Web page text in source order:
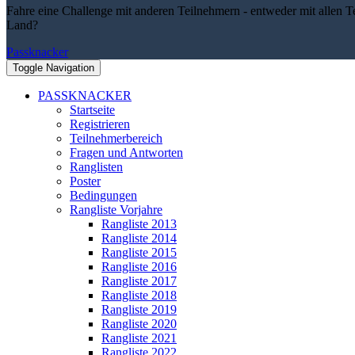
Fahre eine Challenge mit anderen Teilnehmern - entweder mit allen
Land?
Passknacker
Toggle Navigation
PASSKNACKER
Startseite
Registrieren
Teilnehmerbereich
Fragen und Antworten
Ranglisten
Poster
Bedingungen
Rangliste Vorjahre
Rangliste 2013
Rangliste 2014
Rangliste 2015
Rangliste 2016
Rangliste 2017
Rangliste 2018
Rangliste 2019
Rangliste 2020
Rangliste 2021